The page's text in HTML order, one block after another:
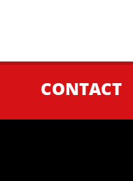
CONTACT